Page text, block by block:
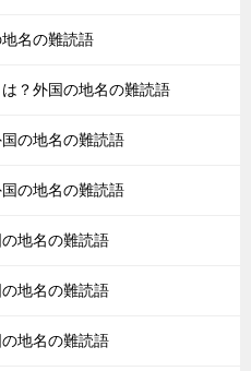
地名の難読語
？外国の地名の難読語
国の地名の難読語
国の地名の難読語
の地名の難読語
の地名の難読語
の地名の難読語